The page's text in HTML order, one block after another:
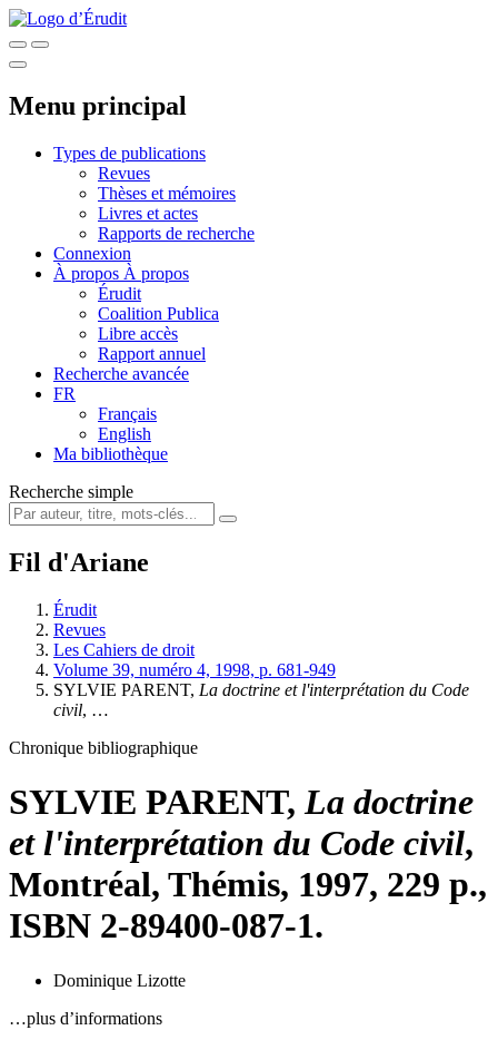
Menu principal
Types de publications
Revues
Thèses et mémoires
Livres et actes
Rapports de recherche
Connexion
À propos À propos
Érudit
Coalition Publica
Libre accès
Rapport annuel
Recherche avancée
FR
Français
English
Ma bibliothèque
Recherche simple
Fil d'Ariane
Érudit
Revues
Les Cahiers de droit
Volume 39, numéro 4, 1998, p. 681-949
SYLVIE PARENT, La doctrine et l'interprétation du Code
civil, …
Chronique bibliographique
SYLVIE PARENT, La doctrine
et l'interprétation du Code civil,
Montréal, Thémis, 1997, 229 p.,
ISBN 2-89400-087-1.
Dominique Lizotte
…plus d’informations